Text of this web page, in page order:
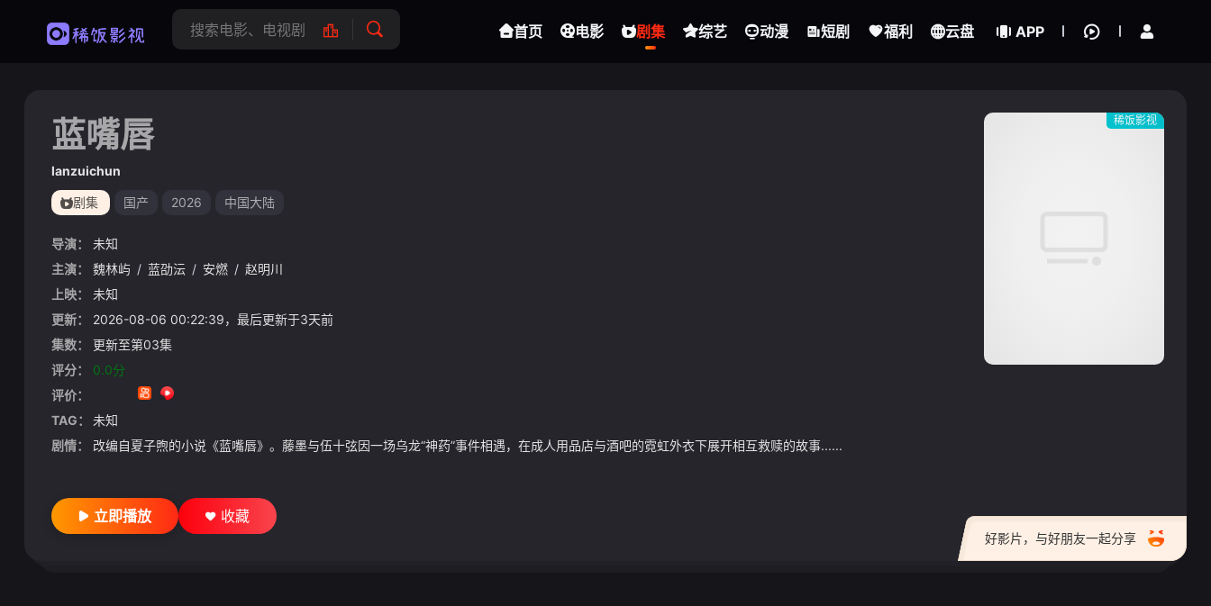
首页 电影 剧集 综艺 动漫 短剧 福利 云盘 APP
稀饭影视
蓝嘴唇
lanzuichun
剧集 国产 2026 中国大陆
导演：
未知
主演：
魏林屿 / 蓝劭沄 / 安燃 / 赵明川
上映：
未知
更新：
2026-08-06 00:22:39，最后更新于3天前
集数：
更新至第03集
评分：
0.0分
评价：
TAG：
未知
剧情：
改编自夏子煦的小说《蓝嘴唇》。藤墨与伍十弦因一场乌龙“神药”事件相遇，在成人用品店与酒吧的霓虹外衣下展开相互救赎的故事......
好影片，与好朋友一起分享
立即播放 收藏